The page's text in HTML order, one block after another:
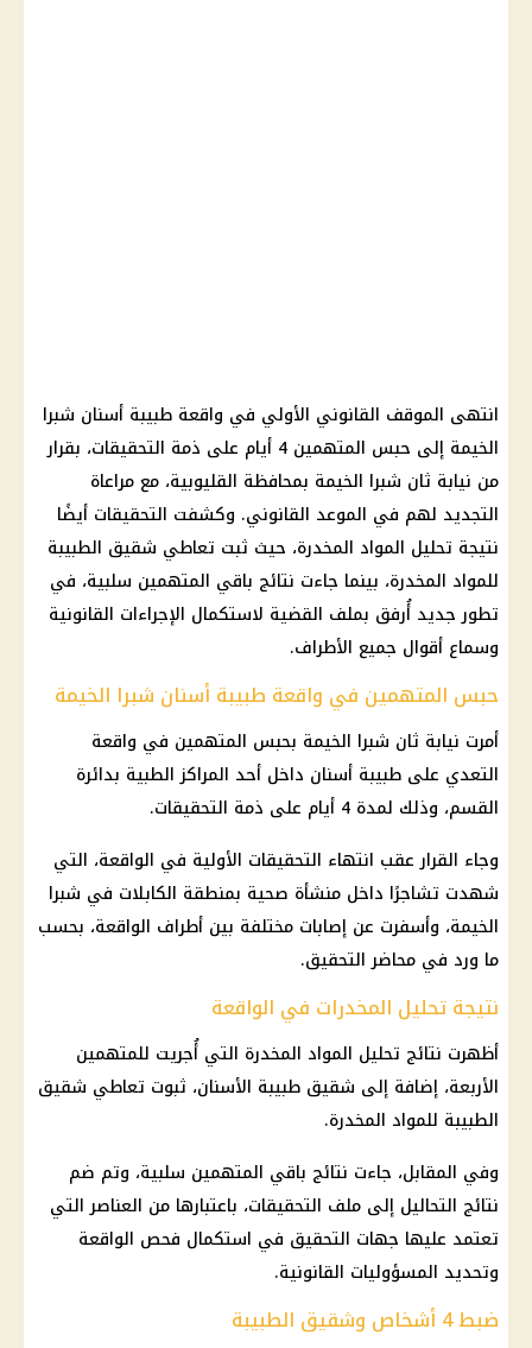
انتهى الموقف القانوني الأولي في واقعة طبيبة أسنان شبرا
الخيمة إلى حبس المتهمين 4 أيام على ذمة التحقيقات، بقرار
من نيابة ثان شبرا الخيمة بمحافظة القليوبية، مع مراعاة
التجديد لهم في الموعد القانوني. وكشفت التحقيقات أيضًا
نتيجة تحليل المواد المخدرة، حيث ثبت تعاطي شقيق الطبيبة
للمواد المخدرة، بينما جاءت نتائج باقي المتهمين سلبية، في
تطور جديد أُرفق بملف القضية لاستكمال الإجراءات القانونية
وسماع أقوال جميع الأطراف.
حبس المتهمين في واقعة طبيبة أسنان شبرا الخيمة
أمرت نيابة ثان شبرا الخيمة بحبس المتهمين في واقعة
التعدي على طبيبة أسنان داخل أحد المراكز الطبية بدائرة
القسم، وذلك لمدة 4 أيام على ذمة التحقيقات.
وجاء القرار عقب انتهاء التحقيقات الأولية في الواقعة، التي
شهدت تشاجرًا داخل منشأة صحية بمنطقة الكابلات في شبرا
الخيمة، وأسفرت عن إصابات مختلفة بين أطراف الواقعة، بحسب
ما ورد في محاضر التحقيق.
نتيجة تحليل المخدرات في الواقعة
أظهرت نتائج تحليل المواد المخدرة التي أُجريت للمتهمين
الأربعة، إضافة إلى شقيق طبيبة الأسنان، ثبوت تعاطي شقيق
الطبيبة للمواد المخدرة.
وفي المقابل، جاءت نتائج باقي المتهمين سلبية، وتم ضم
نتائج التحاليل إلى ملف التحقيقات، باعتبارها من العناصر التي
تعتمد عليها جهات التحقيق في استكمال فحص الواقعة
وتحديد المسؤوليات القانونية.
ضبط 4 أشخاص وشقيق الطبيبة